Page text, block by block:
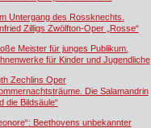
Untergang des Rossknechts.
Zilligs Zwölfton-Oper „Rosse“
Meister für junges Publikum.
für Kinder und Jugendliche
Zechlins Oper
Die Salamandrin
die Bildsäule“
Beethovens unbekannter